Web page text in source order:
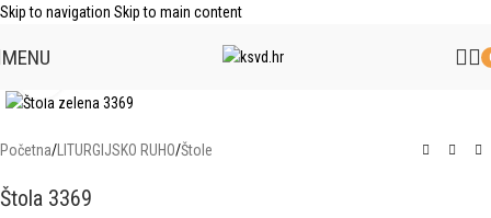
Skip to navigation Skip to main content
MENU
Početna/LITURGIJSKO RUHO/Štole
Štola 3369